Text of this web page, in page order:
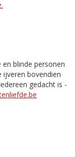
blinde personen
bovendien
gedacht is -